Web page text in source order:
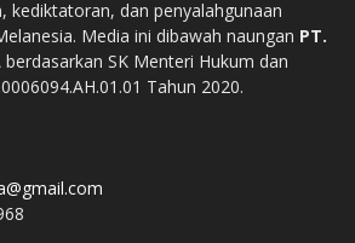
kediktatoran, dan penyalahgunaan
Media ini dibawah naungan PT.
berdasarkan SK Menteri Hukum dan
Tahun 2020.